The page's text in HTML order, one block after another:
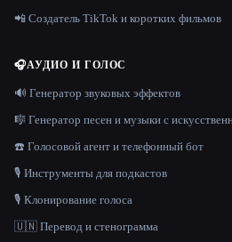
📲 Создатель TikTok и коротких фильмов
🎧АУДИО И ГОЛОС
🔊 Генератор звуковых эффектов
🎼 Генератор песен и музыки с
☎️ Голосовой агент и телефонный бот
🎙️ Инструменты для подкастов
🎙️ Клонирование голоса
🇺🇳 Перевод и стенограмма